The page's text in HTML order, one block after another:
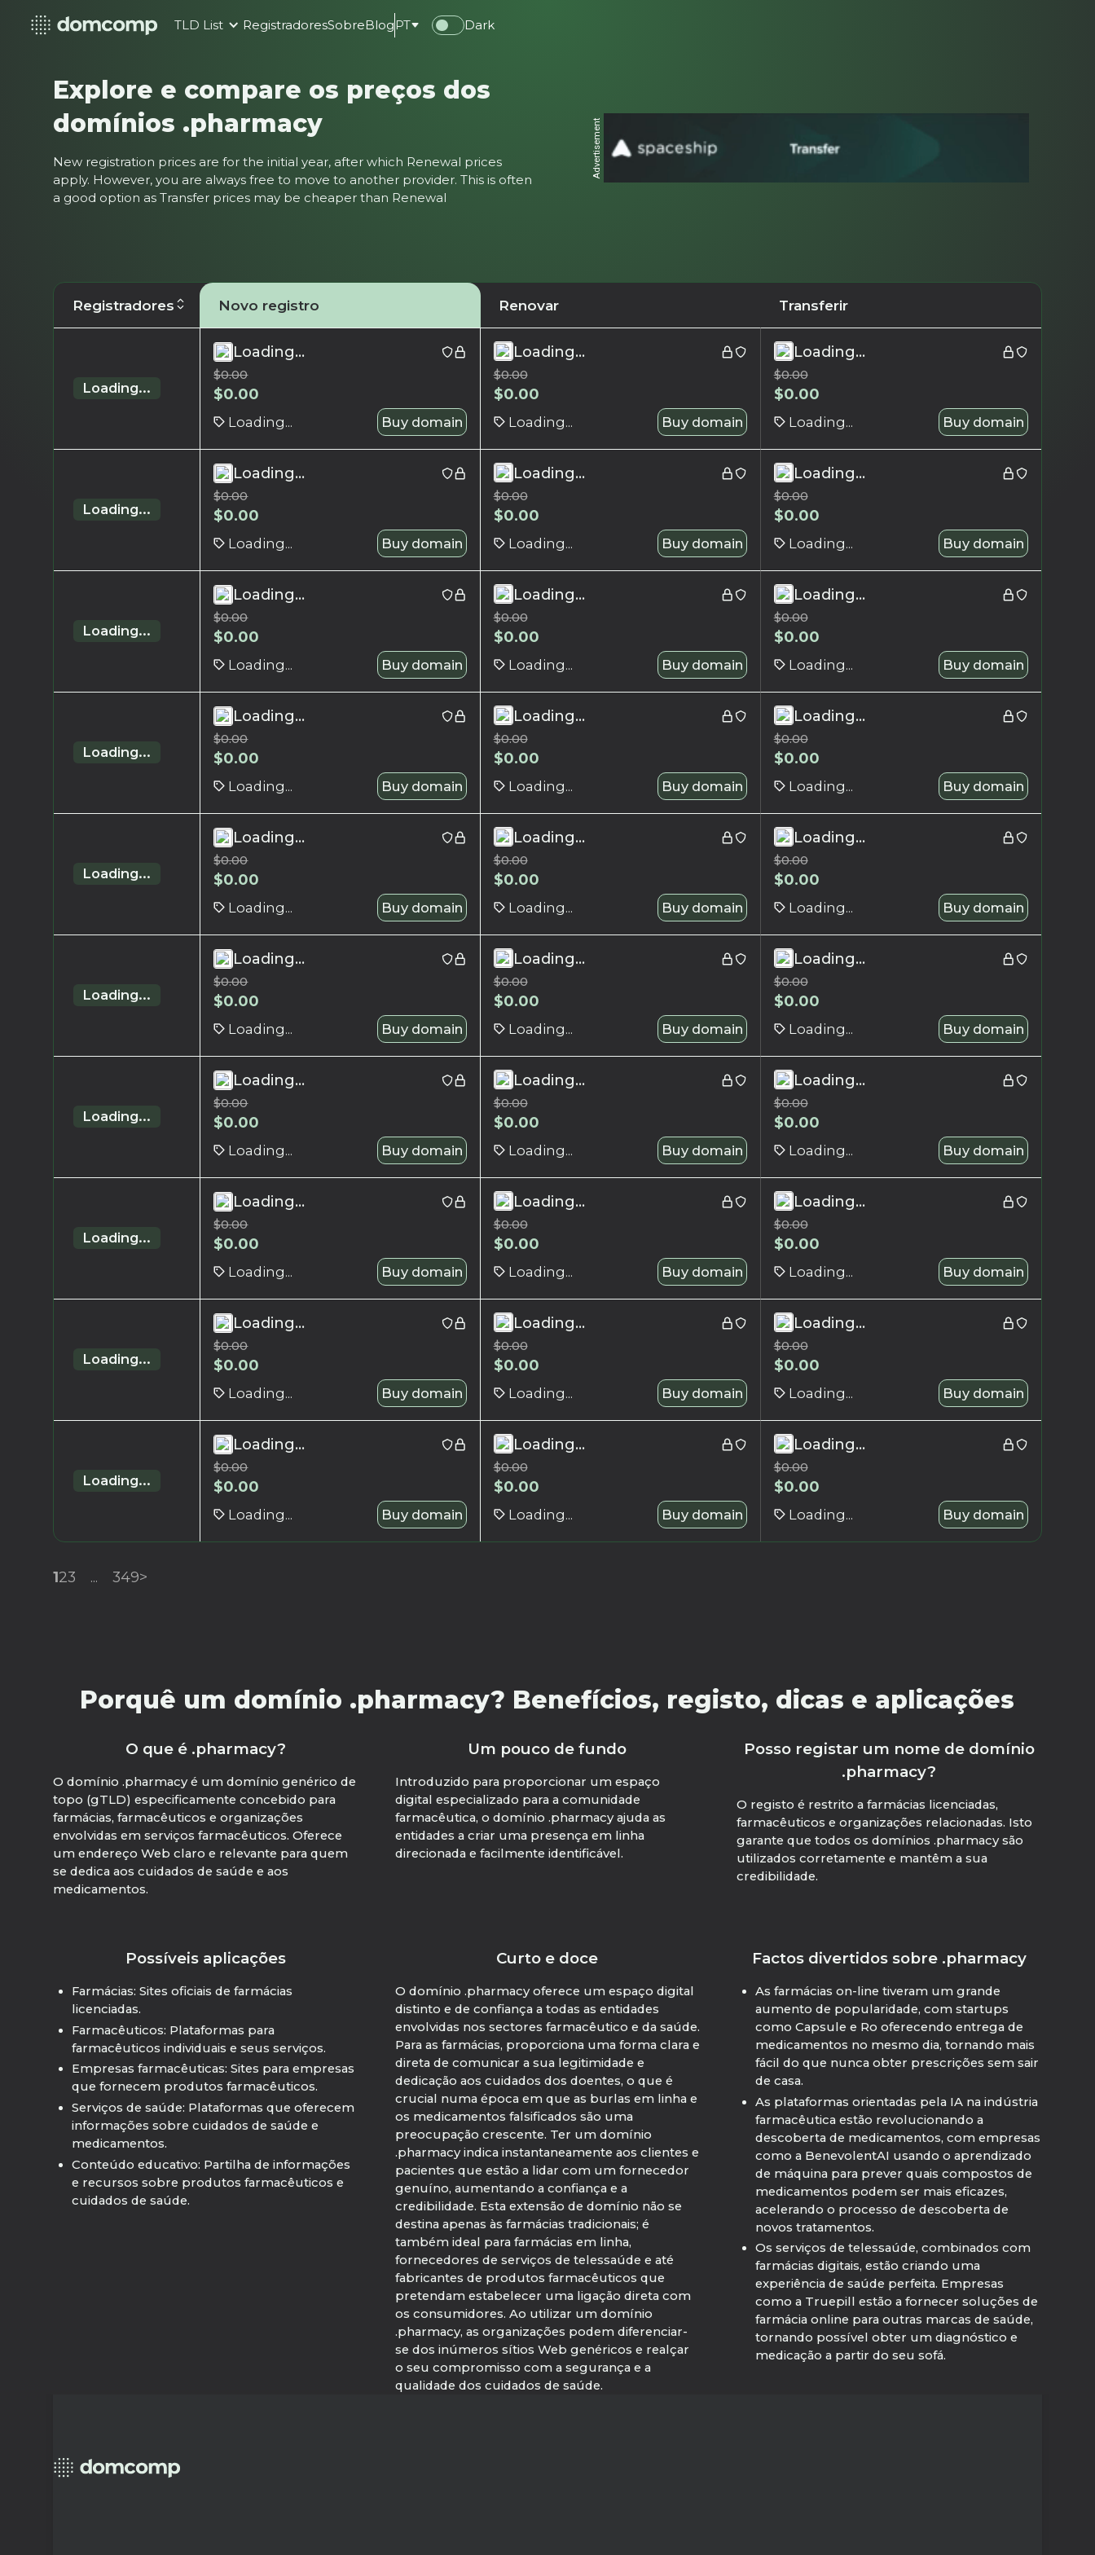
TLD List RegistradoresSobreBlogPT Dark
Explore e compare os preços dos
domínios .pharmacy
New registration prices are for the initial year, after which Renewal prices
apply. However, you are always free to move to another provider. This is often
a good option as Transfer prices may be cheaper than Renewal
Advertisement
Registradores Novo registro Renovar Transferir
Loading...
Loading...
$0.00
$0.00
Loading... Buy domain
Loading...
$0.00
$0.00
Loading... Buy domain
Loading...
$0.00
$0.00
Loading... Buy domain
Loading...
Loading...
$0.00
$0.00
Loading... Buy domain
Loading...
$0.00
$0.00
Loading... Buy domain
Loading...
$0.00
$0.00
Loading... Buy domain
Loading...
Loading...
$0.00
$0.00
Loading... Buy domain
Loading...
$0.00
$0.00
Loading... Buy domain
Loading...
$0.00
$0.00
Loading... Buy domain
Loading...
Loading...
$0.00
$0.00
Loading... Buy domain
Loading...
$0.00
$0.00
Loading... Buy domain
Loading...
$0.00
$0.00
Loading... Buy domain
Loading...
Loading...
$0.00
$0.00
Loading... Buy domain
Loading...
$0.00
$0.00
Loading... Buy domain
Loading...
$0.00
$0.00
Loading... Buy domain
Loading...
Loading...
$0.00
$0.00
Loading... Buy domain
Loading...
$0.00
$0.00
Loading... Buy domain
Loading...
$0.00
$0.00
Loading... Buy domain
Loading...
Loading...
$0.00
$0.00
Loading... Buy domain
Loading...
$0.00
$0.00
Loading... Buy domain
Loading...
$0.00
$0.00
Loading... Buy domain
Loading...
Loading...
$0.00
$0.00
Loading... Buy domain
Loading...
$0.00
$0.00
Loading... Buy domain
Loading...
$0.00
$0.00
Loading... Buy domain
Loading...
Loading...
$0.00
$0.00
Loading... Buy domain
Loading...
$0.00
$0.00
Loading... Buy domain
Loading...
$0.00
$0.00
Loading... Buy domain
Loading...
Loading...
$0.00
$0.00
Loading... Buy domain
Loading...
$0.00
$0.00
Loading... Buy domain
Loading...
$0.00
$0.00
Loading... Buy domain
123 ... 349>
Porquê um domínio .pharmacy? Benefícios, registo, dicas e aplicações
O que é .pharmacy?
O domínio .pharmacy é um domínio genérico de
topo (gTLD) especificamente concebido para
farmácias, farmacêuticos e organizações
envolvidas em serviços farmacêuticos. Oferece
um endereço Web claro e relevante para quem
se dedica aos cuidados de saúde e aos
medicamentos.
Um pouco de fundo
Introduzido para proporcionar um espaço
digital especializado para a comunidade
farmacêutica, o domínio .pharmacy ajuda as
entidades a criar uma presença em linha
direcionada e facilmente identificável.
Posso registar um nome de domínio
.pharmacy?
O registo é restrito a farmácias licenciadas,
farmacêuticos e organizações relacionadas. Isto
garante que todos os domínios .pharmacy são
utilizados corretamente e mantêm a sua
credibilidade.
Possíveis aplicações
Farmácias: Sites oficiais de farmácias
licenciadas.
Farmacêuticos: Plataformas para
farmacêuticos individuais e seus serviços.
Empresas farmacêuticas: Sites para empresas
que fornecem produtos farmacêuticos.
Serviços de saúde: Plataformas que oferecem
informações sobre cuidados de saúde e
medicamentos.
Conteúdo educativo: Partilha de informações
e recursos sobre produtos farmacêuticos e
cuidados de saúde.
Curto e doce
O domínio .pharmacy oferece um espaço digital
distinto e de confiança a todas as entidades
envolvidas nos sectores farmacêutico e da saúde.
Para as farmácias, proporciona uma forma clara e
direta de comunicar a sua legitimidade e
dedicação aos cuidados dos doentes, o que é
crucial numa época em que as burlas em linha e
os medicamentos falsificados são uma
preocupação crescente. Ter um domínio
.pharmacy indica instantaneamente aos clientes e
pacientes que estão a lidar com um fornecedor
genuíno, aumentando a confiança e a
credibilidade. Esta extensão de domínio não se
destina apenas às farmácias tradicionais; é
também ideal para farmácias em linha,
fornecedores de serviços de telessaúde e até
fabricantes de produtos farmacêuticos que
pretendam estabelecer uma ligação direta com
os consumidores. Ao utilizar um domínio
.pharmacy, as organizações podem diferenciar-
se dos inúmeros sítios Web genéricos e realçar
o seu compromisso com a segurança e a
qualidade dos cuidados de saúde.
Factos divertidos sobre .pharmacy
As farmácias on-line tiveram um grande
aumento de popularidade, com startups
como Capsule e Ro oferecendo entrega de
medicamentos no mesmo dia, tornando mais
fácil do que nunca obter prescrições sem sair
de casa.
As plataformas orientadas pela IA na indústria
farmacêutica estão revolucionando a
descoberta de medicamentos, com empresas
como a BenevolentAI usando o aprendizado
de máquina para prever quais compostos de
medicamentos podem ser mais eficazes,
acelerando o processo de descoberta de
novos tratamentos.
Os serviços de telessaúde, combinados com
farmácias digitais, estão criando uma
experiência de saúde perfeita. Empresas
como a Truepill estão a fornecer soluções de
farmácia online para outras marcas de saúde,
tornando possível obter um diagnóstico e
medicação a partir do seu sofá.